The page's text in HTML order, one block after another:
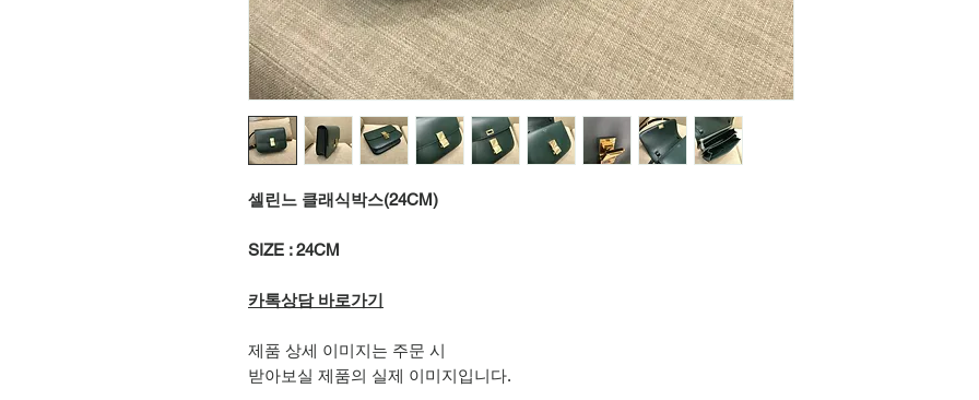
셀린느 클래식박스(24CM)
SIZE : 24CM
카톡상담 바로가기
제품 상세 이미지는 주문 시
받아보실 제품의 실제 이미지입니다.